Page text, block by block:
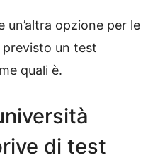
un’altra opzione per le
un test
quali è.
di test